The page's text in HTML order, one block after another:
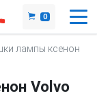
0
лампы ксенон
Volvo